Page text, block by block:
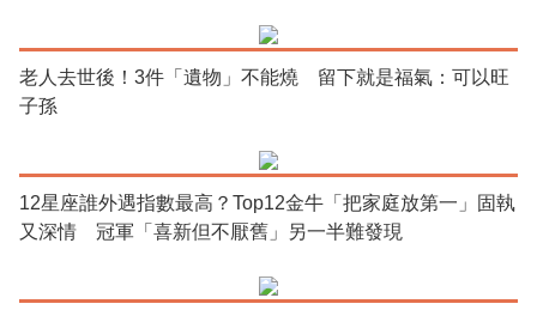
老人去世後！3件「遺物」不能燒 留下就是福氣：可以旺
子孫
12星座誰外遇指數最高？Top12金牛「把家庭放第一」固執
又深情 冠軍「喜新但不厭舊」另一半難發現